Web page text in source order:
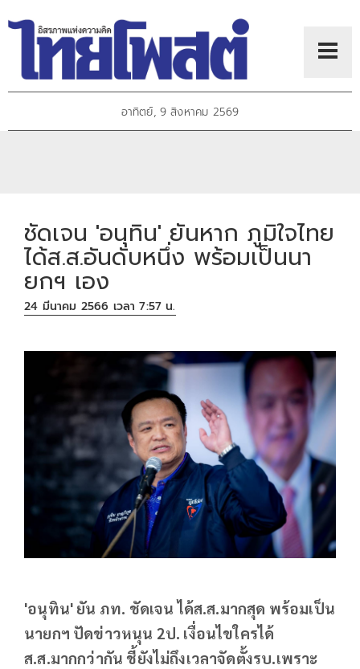
อาทิตย์, 9 สิงหาคม 2569
ชัดเจน 'อนุทิน' ยันหาก ภูมิใจไทย
ได้ส.ส.อันดับหนึ่ง พร้อมเป็นนา
ยกฯ เอง
24 มีนาคม 2566 เวลา 7:57 น.
'อนุทิน' ยัน ภท. ชัดเจน ได้ส.ส.มากสุด พร้อมเป็น
นายกฯ ปัดข่าวหนุน 2ป. เงื่อนไขใครได้
ส.ส.มากกว่ากัน ชี้ยังไม่ถึงเวลาจัดตั้งรบ.เพราะ